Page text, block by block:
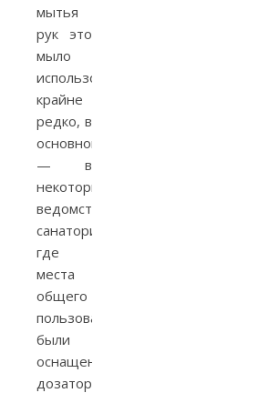
мытья
рук это
мыло
использовалось
крайне
редко, в
основном
— в
некоторых
ведомственных
санаториях,
где
места
общего
пользования
были
оснащены
дозаторами